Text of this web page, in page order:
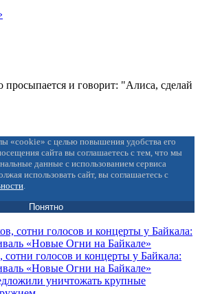
и говорит: "Алиса, сделай
«cookie» с целью повышения удобства его
сайта вы соглашаетесь с тем, что мы
данные с использованием сервиса
использовать сайт, вы соглашаетесь с
.
Понятно
сотни голосов и концерты у Байкала:
«Новые Огни на Байкале»